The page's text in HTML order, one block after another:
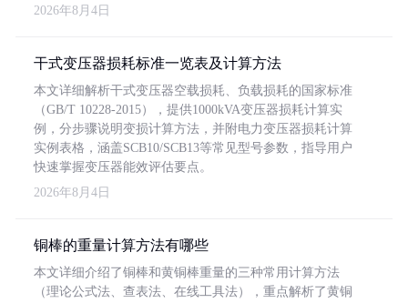
2026年8月4日
干式变压器损耗标准一览表及计算方法
本文详细解析干式变压器空载损耗、负载损耗的国家标准
（GB/T 10228-2015），提供1000kVA变压器损耗计算实
例，分步骤说明变损计算方法，并附电力变压器损耗计算
实例表格，涵盖SCB10/SCB13等常见型号参数，指导用户
快速掌握变压器能效评估要点。
2026年8月4日
铜棒的重量计算方法有哪些
本文详细介绍了铜棒和黄铜棒重量的三种常用计算方法
（理论公式法、查表法、在线工具法），重点解析了黄铜